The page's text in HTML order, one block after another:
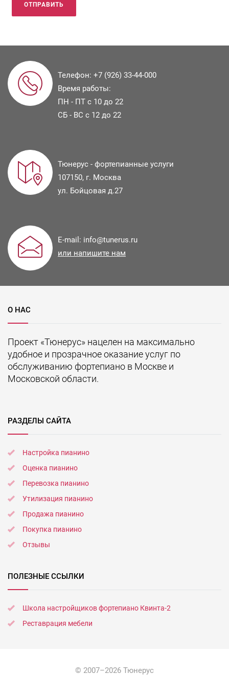
Телефон: +7 (926) 33-44-000
Время работы:
ПН - ПТ с 10 до 22
СБ - ВС с 12 до 22
Тюнерус - фортепианные услуги
107150, г. Москва
ул. Бойцовая д.27
E-mail: info@tunerus.ru
или напишите нам
О НАС
Проект «Тюнерус» нацелен на максимально
удобное и прозрачное оказание услуг по
обслуживанию фортепиано в Москве и
Московской области.
РАЗДЕЛЫ САЙТА
Настройка пианино
Оценка пианино
Перевозка пианино
Утилизация пианино
Продажа пианино
Покупка пианино
Отзывы
ПОЛЕЗНЫЕ ССЫЛКИ
Школа настройщиков фортепиано Квинта-2
Реставрация мебели
© 2007–2026 Тюнерус